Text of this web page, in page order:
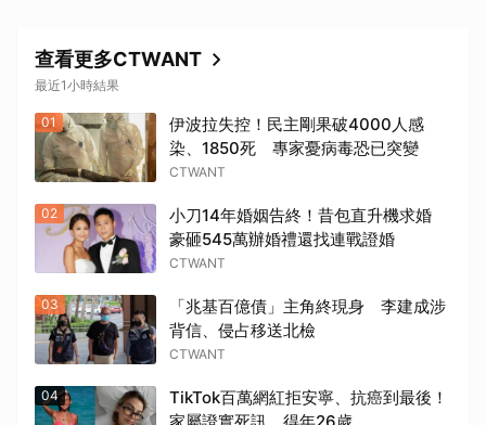
查看更多CTWANT
最近1小時結果
01
伊波拉失控！民主剛果破4000人感
染、1850死 專家憂病毒恐已突變
CTWANT
02
小刀14年婚姻告終！昔包直升機求婚
豪砸545萬辦婚禮還找連戰證婚
CTWANT
03
「兆基百億債」主角終現身 李建成涉
背信、侵占移送北檢
CTWANT
04
TikTok百萬網紅拒安寧、抗癌到最後！